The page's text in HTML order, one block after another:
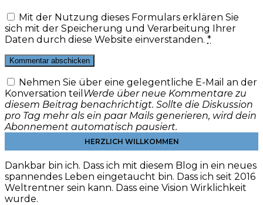
Mit der Nutzung dieses Formulars erklären Sie
sich mit der Speicherung und Verarbeitung Ihrer
Daten durch diese Website einverstanden. *
Nehmen Sie über eine gelegentliche E-Mail an der
Konversation teil Werde über neue Kommentare zu
diesem Beitrag benachrichtigt. Sollte die Diskussion
pro Tag mehr als ein paar Mails generieren, wird dein
Abonnement automatisch pausiert.
HERZLICH WILLKOMMEN
Dankbar bin ich. Dass ich mit diesem Blog in ein neues
spannendes Leben eingetaucht bin. Dass ich seit 2016
Weltrentner sein kann. Dass eine Vision Wirklichkeit
wurde.